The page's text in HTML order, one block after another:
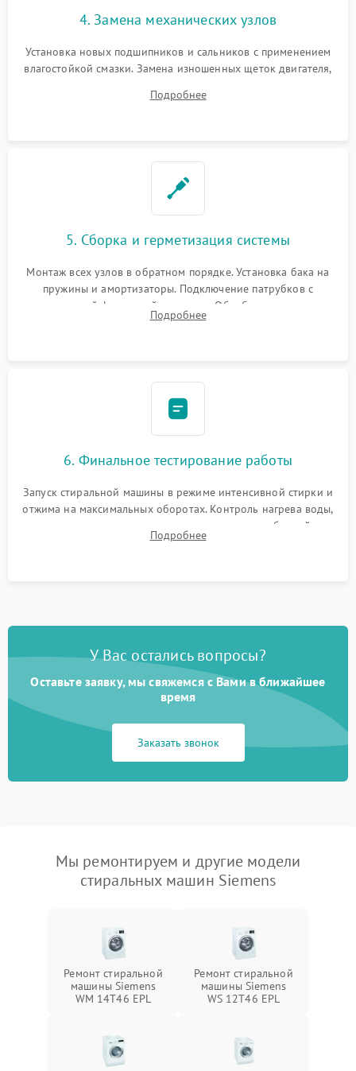
4. Замена механических узлов
Установка новых подшипников и сальников с применением
влагостойкой смазки. Замена изношенных щеток двигателя,
или поврежденной резиновой манжеты.
Подробнее
5. Сборка и герметизация системы
Монтаж всех узлов в обратном порядке. Установка бака на
пружины и амортизаторы. Подключение патрубков с
надежной фиксацией хомутами. Обработка стыков
герметиком для предотвращения возможных протечек воды.
Подробнее
6. Финальное тестирование работы
Запуск стиральной машины в режиме интенсивной стирки и
отжима на максимальных оборотах. Контроль нагрева воды,
корректности слива, отсутствия излишних вибраций,
посторонних стуков и протечек под корпусом.
Подробнее
У Вас остались вопросы?
Оставьте заявку, мы свяжемся с Вами в ближайшее
время
Заказать звонок
Мы ремонтируем и другие модели
стиральных машин Siemens
Ремонт стиральной
машины Siemens
WM 14T46 EPL
Ремонт стиральной
машины Siemens
WS 12T46 EPL